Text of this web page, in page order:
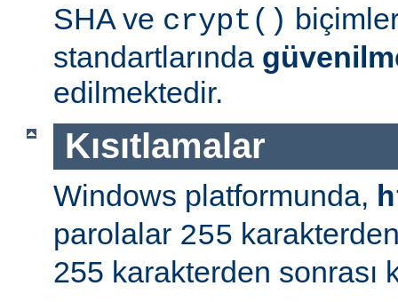
SHA ve crypt()
standartlarında
edilmektedir.
Kısıtlamalar
Windows platformunda,
parolalar 255
255 karakterden sonrası